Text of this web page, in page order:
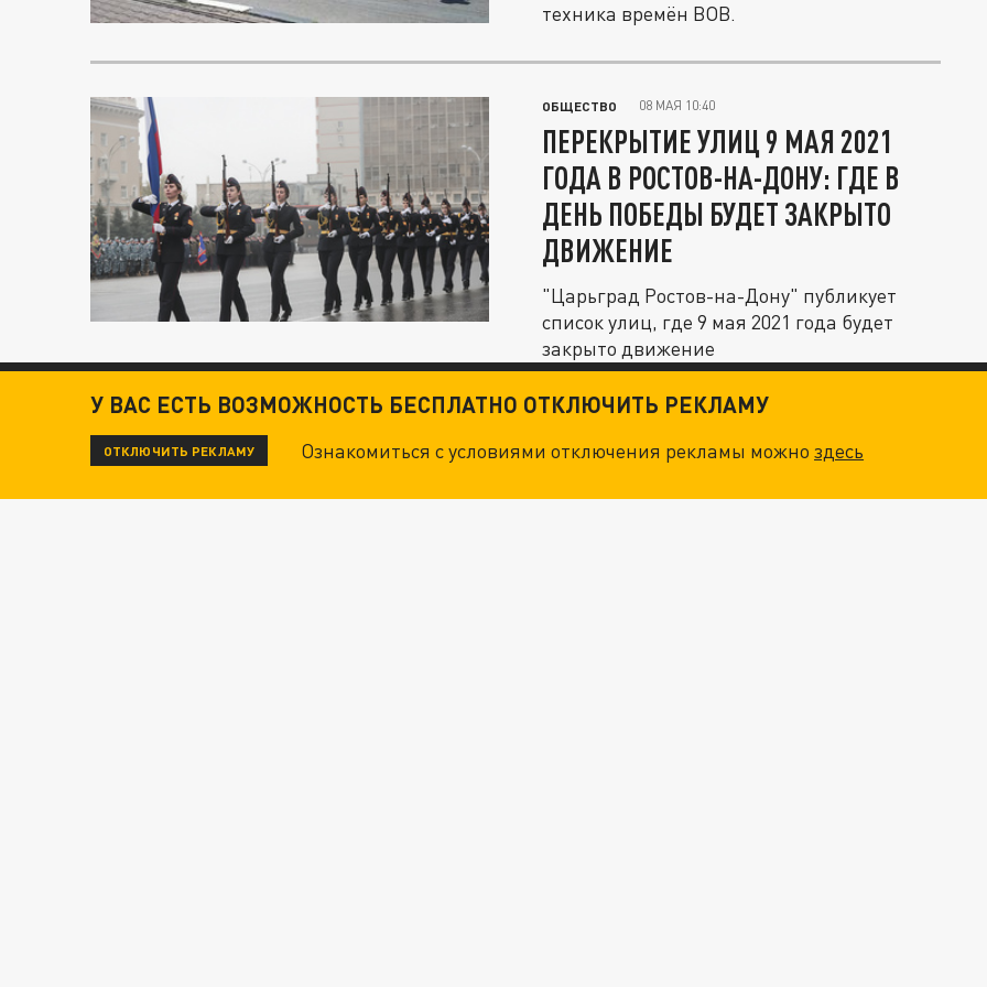
техника времён ВОВ.
ОБЩЕСТВО 08 МАЯ 10:40
ПЕРЕКРЫТИЕ УЛИЦ 9 МАЯ 2021
ГОДА В РОСТОВ-НА-ДОНУ: ГДЕ В
ДЕНЬ ПОБЕДЫ БУДЕТ ЗАКРЫТО
ДВИЖЕНИЕ
"Царьград Ростов-на-Дону" публикует
список улиц, где 9 мая 2021 года будет
закрыто движение
У ВАС ЕСТЬ ВОЗМОЖНОСТЬ БЕСПЛАТНО ОТКЛЮЧИТЬ РЕКЛАМУ
ОТКЛЮЧИТЬ РЕКЛАМУ Ознакомиться с условиями отключения рекламы можноздесь